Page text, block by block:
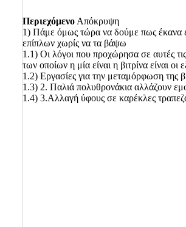
Περιεχόμενο Απόκρυψη
1) Πάμε όμως τώρα να δούμε πως έκανα
επίπλων χωρίς να τα βάψω
1.1) Οι λόγοι που προχώρησα σε αυτές
των οποίων η μία είναι η βιτρίνα είναι οι
1.2) Εργασίες για την μεταμόρφωση της
1.3) 2. Παλιά πολυθρονάκια αλλάζουν
1.4) 3.Αλλαγή ύφους σε καρέκλες